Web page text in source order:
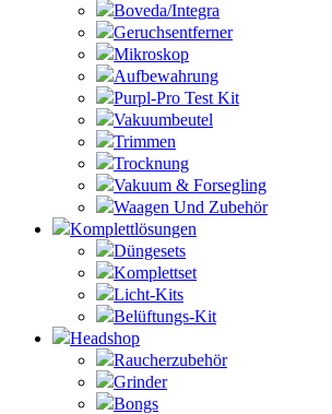
Boveda/Integra
Geruchsentferner
Mikroskop
Aufbewahrung
Purpl-Pro Test Kit
Vakuumbeutel
Trimmen
Trocknung
Vakuum & Forsegling
Waagen Und Zubehör
Komplettlösungen
Düngesets
Komplettset
Licht-Kits
Belüftungs-Kit
Headshop
Raucherzubehör
Grinder
Bongs